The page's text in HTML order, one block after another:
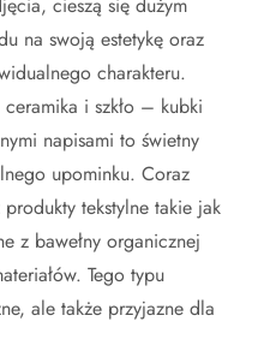
na swoją estetykę oraz
charakteru.
i szkło – kubki
napisami to świetny
upominku. Coraz
tekstylne takie jak
z bawełny organicznej
Tego typu
ale także przyjazne dla